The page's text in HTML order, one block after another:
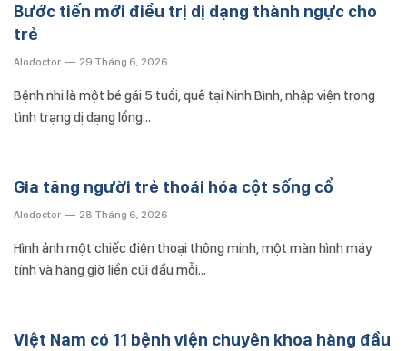
Bước tiến mới điều trị dị dạng thành ngực cho
trẻ
Alodoctor 29 Tháng 6, 2026
Bệnh nhi là một bé gái 5 tuổi, quê tại Ninh Bình, nhập viện trong
tình trạng dị dạng lồng…
Gia tăng người trẻ thoái hóa cột sống cổ
Alodoctor 28 Tháng 6, 2026
Hình ảnh một chiếc điện thoại thông minh, một màn hình máy
tính và hàng giờ liền cúi đầu mỗi…
Việt Nam có 11 bệnh viện chuyên khoa hàng đầu